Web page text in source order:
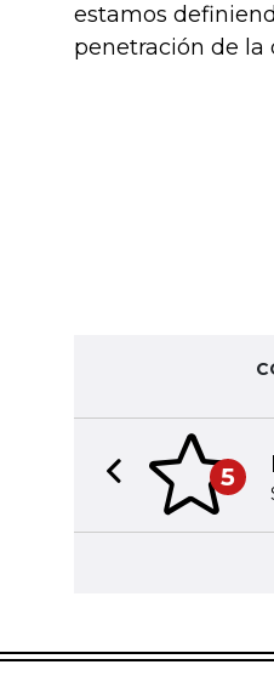
estamos
penetración de la
5
Previous slide